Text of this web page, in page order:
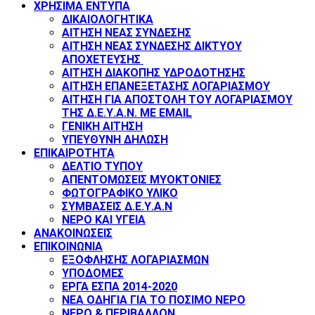
ΧΡΗΣΙΜΑ ΕΝΤΥΠΑ
ΔΙΚΑΙΟΛΟΓΗΤΙΚΑ
ΑΙΤΗΣΗ ΝΕΑΣ ΣΥΝΔΕΣΗΣ
ΑΙΤΗΣΗ ΝΕΑΣ ΣΥΝΔΕΣΗΣ ΔΙΚΤΥΟΥ
ΑΠΟΧΕΤΕΥΣΗΣ
ΑΙΤΗΣΗ ΔΙΑΚΟΠΗΣ ΥΔΡΟΔΟΤΗΣΗΣ
ΑΙΤΗΣΗ ΕΠΑΝΕΞΕΤΑΣΗΣ ΛΟΓΑΡΙΑΣΜΟΥ
ΑΙΤΗΣΗ ΓΙΑ ΑΠΟΣΤΟΛΗ ΤΟΥ ΛΟΓΑΡΙΑΣΜΟΥ
ΤΗΣ Δ.Ε.Υ.Α.Ν. ΜΕ EMAIL
ΓΕΝΙΚΗ ΑΙΤΗΣΗ
ΥΠΕΥΘΥΝΗ ΔΗΛΩΣΗ
ΕΠΙΚΑΙΡΟΤΗΤΑ
ΔΕΛΤΙΟ ΤΥΠΟΥ
ΑΠΕΝΤΟΜΩΣΕΙΣ ΜΥΟΚΤΟΝΙΕΣ
ΦΩΤΟΓΡΑΦΙΚΟ ΥΛΙΚΟ
ΣΥΜΒΑΣΕΙΣ Δ.Ε.Υ.Α.Ν
ΝΕΡΟ ΚΑΙ ΥΓΕΙΑ
ΑΝΑΚΟΙΝΩΣΕΙΣ
ΕΠΙΚΟΙΝΩΝΙΑ
ΕΞΟΦΛΗΣΗΣ ΛΟΓΑΡΙΑΣΜΩΝ
ΥΠΟΔΟΜΕΣ
ΕΡΓΑ ΕΣΠΑ 2014-2020
ΝΕΑ ΟΔΗΓΙΑ ΓΙΑ ΤΟ ΠΟΣΙΜΟ ΝΕΡΟ